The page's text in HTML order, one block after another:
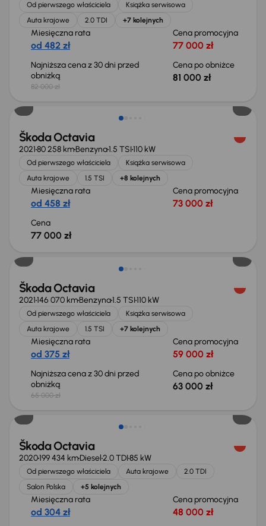
Od pierwszego właściciela
Książka serwisowa
Auta krajowe
2.0 TDI +7 kolejnych
Miesięczna rata
od 482 zł
Cena promocyjna
77 000 zł
Najniższa cena z 30 dni przed
obniżką
82 000 zł
Cena po obniżce
81 000 zł
Możliwość odliczenia VAT
Škoda Octavia
202180 258 kmBenzyna1.5 TSI110 kW
Od pierwszego właściciela
Książka serwisowa
Auta krajowe
1.5 TSI +8 kolejnych
Miesięczna rata
od 458 zł
Cena promocyjna
73 000 zł
Cena
77 000 zł
Škoda Octavia
2021146 070 kmBenzyna1.5 TSI110 kW
Od pierwszego właściciela
Książka serwisowa
Auta krajowe
1.5 TSI +7 kolejnych
Miesięczna rata
od 375 zł
Cena promocyjna
59 000 zł
Najniższa cena z 30 dni przed
obniżką
65 000 zł
Cena po obniżce
63 000 zł
Możliwość odliczenia VAT
Škoda Octavia
2020199 434 kmDiesel2.0 TDI85 kW
Od pierwszego właściciela Auta krajowe
2.0 TDI
Salon Polska
+5 kolejnych
Miesięczna rata
od 304 zł
Cena promocyjna
48 000 zł